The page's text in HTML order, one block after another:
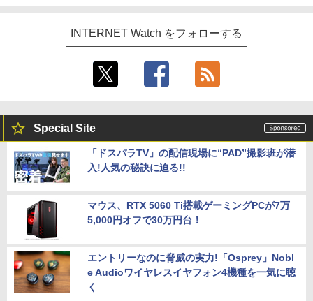
INTERNET Watch をフォローする
Special Site
「ドスパラTV」の配信現場に“PAD”撮影班が潜
入!人気の秘訣に迫る!!
マウス、RTX 5060 Ti搭載ゲーミングPCが7万
5,000円オフで30万円台！
エントリーなのに脅威の実力!「Osprey」Nobl
e Audioワイヤレスイヤフォン4機種を一気に聴
く